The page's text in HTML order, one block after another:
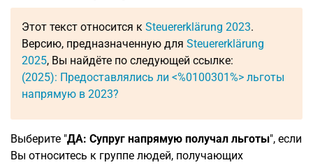
Этот текст относится к Steuererklärung 2023.
Версию, предназначенную для Steuererklärung
2025, Вы найдёте по следующей ссылке:
(2025): Предоставлялись ли <%0100301%> льготы
напрямую в 2023?
Выберите "ДА: Супруг напрямую получал льготы", если
Вы относитесь к группе людей, получающих